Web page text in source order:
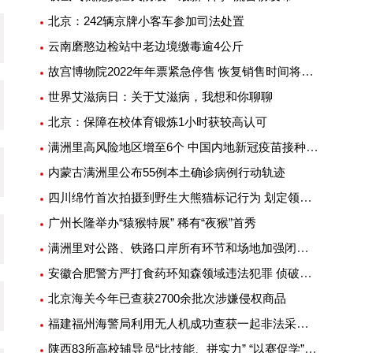
北京：242辆京牌小客车参加司法处置
云南磨憨边检站中老边境缴毒逾4公斤
故宫博物院2022年年票紧急停售 恢复销售时间将另行公告
世界艾滋病日：关于艾滋病，我想和你聊聊
北京：保障在校体育锻炼1小时获较高认可
满洲里高风险地区增至6个 中国内地新冠疫苗接种超25亿剂次
内蒙古满洲里公布55例本土确诊病例行动轨迹
四川绵竹首次拍摄到野生大熊猫标记行为 划定领地或吸引异性
广州长隆举办“猿猴特展” 稀有“夜猴”首秀
满洲里对公路、铁路口岸所有环节和场地加强闭环管理
安徽合肥警方严打食药环知森领域违法犯罪 侦破重特大案件14起
北京海关今年已查获2700余批次涉嫌侵权商品
福建福州海警局利用无人机成功查获一起非法采矿案
陕西83所高校辅导员“比技能、拼实力” “以赛促学”提升专业素质